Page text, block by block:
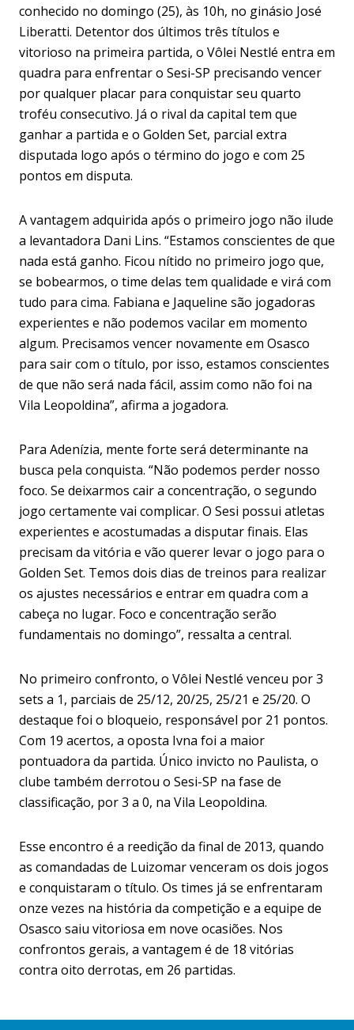
conhecido no domingo (25), às 10h, no ginásio José
Liberatti. Detentor dos últimos três títulos e
vitorioso na primeira partida, o Vôlei Nestlé entra em
quadra para enfrentar o Sesi-SP precisando vencer
por qualquer placar para conquistar seu quarto
troféu consecutivo. Já o rival da capital tem que
ganhar a partida e o Golden Set, parcial extra
disputada logo após o término do jogo e com 25
pontos em disputa.
A vantagem adquirida após o primeiro jogo não ilude
a levantadora Dani Lins. “Estamos conscientes de que
nada está ganho. Ficou nítido no primeiro jogo que,
se bobearmos, o time delas tem qualidade e virá com
tudo para cima. Fabiana e Jaqueline são jogadoras
experientes e não podemos vacilar em momento
algum. Precisamos vencer novamente em Osasco
para sair com o título, por isso, estamos conscientes
de que não será nada fácil, assim como não foi na
Vila Leopoldina”, afirma a jogadora.
Para Adenízia, mente forte será determinante na
busca pela conquista. “Não podemos perder nosso
foco. Se deixarmos cair a concentração, o segundo
jogo certamente vai complicar. O Sesi possui atletas
experientes e acostumadas a disputar finais. Elas
precisam da vitória e vão querer levar o jogo para o
Golden Set. Temos dois dias de treinos para realizar
os ajustes necessários e entrar em quadra com a
cabeça no lugar. Foco e concentração serão
fundamentais no domingo”, ressalta a central.
No primeiro confronto, o Vôlei Nestlé venceu por 3
sets a 1, parciais de 25/12, 20/25, 25/21 e 25/20. O
destaque foi o bloqueio, responsável por 21 pontos.
Com 19 acertos, a oposta Ivna foi a maior
pontuadora da partida. Único invicto no Paulista, o
clube também derrotou o Sesi-SP na fase de
classificação, por 3 a 0, na Vila Leopoldina.
Esse encontro é a reedição da final de 2013, quando
as comandadas de Luizomar venceram os dois jogos
e conquistaram o título. Os times já se enfrentaram
onze vezes na história da competição e a equipe de
Osasco saiu vitoriosa em nove ocasiões. Nos
confrontos gerais, a vantagem é de 18 vitórias
contra oito derrotas, em 26 partidas.